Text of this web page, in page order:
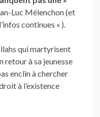
Luc Mélenchon (et
continues « ).
qui martyrisent
retour à sa jeunesse
enclin à chercher
à l’existence